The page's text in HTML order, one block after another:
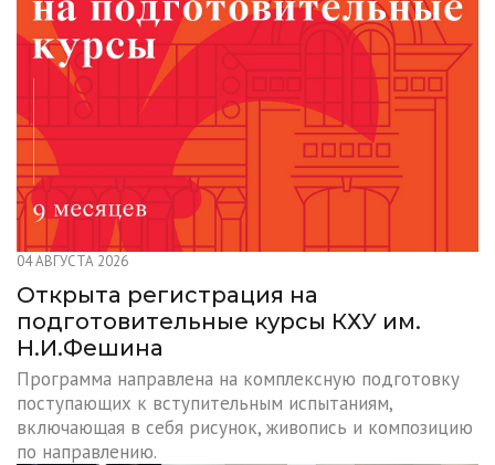
04 АВГУСТА 2026
Открыта регистрация на
подготовительные курсы КХУ им.
Н.И.Фешина
Программа направлена на комплексную подготовку
поступающих к вступительным испытаниям,
включающая в себя рисунок, живопись и композицию
по направлению.